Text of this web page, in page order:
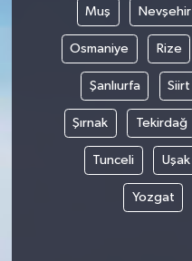
Muş Nevşehir
Osmaniye Rize
Şanlıurfa Siirt
Şırnak Tekirdağ
Tunceli Uşak
Yozgat